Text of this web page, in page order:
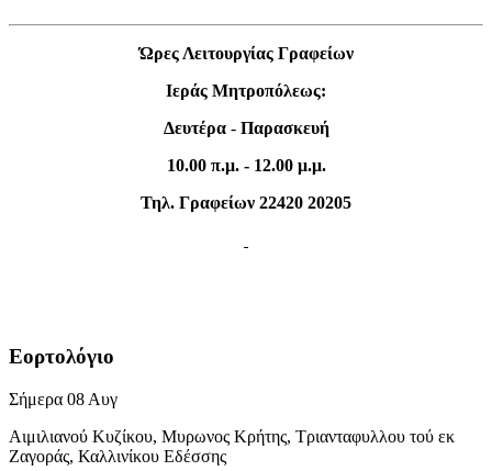
Ώρες Λειτουργίας Γραφείων
Ιεράς Μητροπόλεως:
Δευτέρα- Παρασκευή
10.00 π.μ. - 12.00 μ.μ.
Τηλ. Γραφείων 22420 20205
Εορτολόγιο
Σήμερα 08 Αυγ
Αιμιλιανού Κυζίκου, Μυρωνος Κρήτης, Τριανταφυλλου τού εκ
Ζαγοράς, Καλλινίκου Εδέσσης